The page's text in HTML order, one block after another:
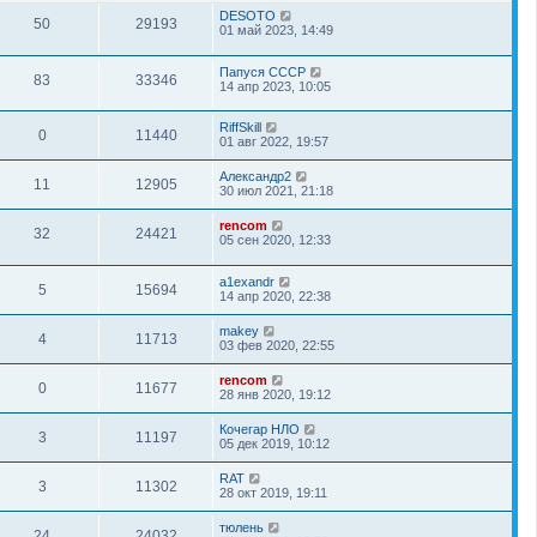
50 29193
DESOTO
01 май 2023, 14:49
83 33346
Папуся СССР
14 апр 2023, 10:05
0 11440
RiffSkill
01 авг 2022, 19:57
11 12905
Александр2
30 июл 2021, 21:18
32 24421
rencom
05 сен 2020, 12:33
5 15694
a1exandr
14 апр 2020, 22:38
4 11713
makey
03 фев 2020, 22:55
0 11677
rencom
28 янв 2020, 19:12
3 11197
Кочегар НЛО
05 дек 2019, 10:12
3 11302
RAT
28 окт 2019, 19:11
тюлень